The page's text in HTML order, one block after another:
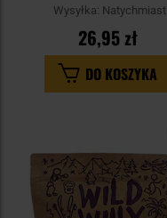
Wysyłka: Natychmiast
26,95 zł
DO KOSZYKA